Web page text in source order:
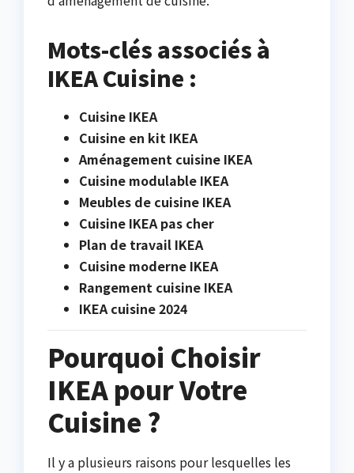
Mots-clés associés à
IKEA Cuisine :
Cuisine IKEA
Cuisine en kit IKEA
Aménagement cuisine IKEA
Cuisine modulable IKEA
Meubles de cuisine IKEA
Cuisine IKEA pas cher
Plan de travail IKEA
Cuisine moderne IKEA
Rangement cuisine IKEA
IKEA cuisine 2024
Pourquoi Choisir
IKEA pour Votre
Cuisine ?
Il y a plusieurs raisons pour lesquelles les